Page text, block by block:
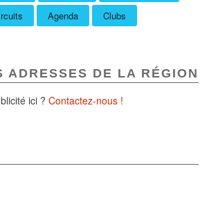
Agenda Clubs
ADRESSES DE LA RÉGION
ici ? Contactez-nous !